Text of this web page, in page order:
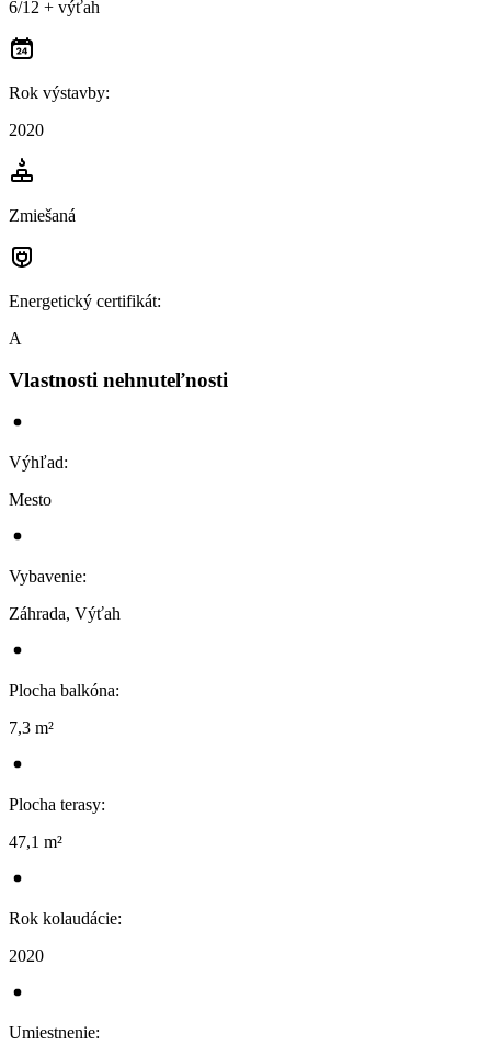
6/12 + výťah
Rok výstavby:
2020
Zmiešaná
Energetický certifikát:
A
Vlastnosti nehnuteľnosti
Výhľad:
Mesto
Vybavenie:
Záhrada, Výťah
Plocha balkóna:
7,3 m²
Plocha terasy:
47,1 m²
Rok kolaudácie:
2020
Umiestnenie: